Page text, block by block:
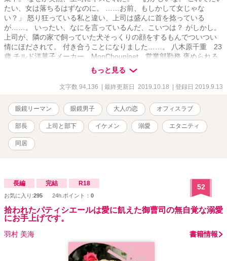
たい、女は落ちるはずなのに。 ……お前、もしかして女じゃな
い？」 怒り狂っている私と違い、上司は盛んに首を捻っている
が……。 いったい、なにを言っているんだ、こいつは？ がしかし。
上司が、隣の家で飼っていた犬そっくりの顔をするもんでついつい
情にほだされて。 付き合うことになりました……。 八木原千重 23
歳 チルド洋菓子メーカー MonChoupinet 営業部勤務 褒められる
ほどきれいな資料を作る、仕事できる子 ただし、つい感情的になり
すぎ さらには男女間のことに鈍い……？ × 京屋佑司 32歳 チルド洋
菓子メーカー MonChoupinet 営業部長 俺様京屋様 上層部にすら
から外れると対応できない……？ TLヒロインからほど遠い、恋愛赤
点の私と、 スパダリ恋愛ベタ上司の付き合いは、うまくいくの
か……!? ***** 2019/09/11 連載開始
もっと見る
文字数 94,136 | 最終更新日 2019.10.18 | 登録日 2019.9.13
眼鏡リーマン 眼鏡男子 大人の恋 オフィスラブ
部長 上司と部下 イケメン 溺愛 エタニティ
同居
長編 完結 R18
お気に入り:295 24h.ポイント： 0
52
拾われたパティシエールは愛に飢えた御曹司の無自覚な溺愛
にお手上げです。
羽村 美海 書籍情報